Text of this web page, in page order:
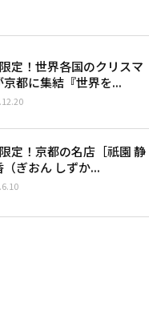
定！世界各国のクリスマ
京都に集結『世界を...
定！京都の名店［祇園 静
（ぎおん しずか...